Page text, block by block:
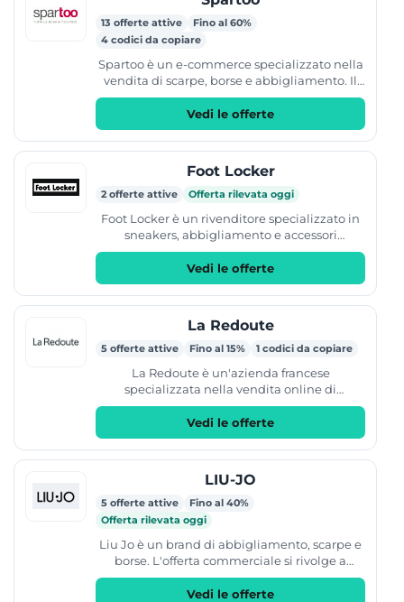
13 offerte attive
Fino al 60%
4 codici da copiare
Spartoo è un e-commerce specializzato nella
vendita di scarpe, borse e abbigliamento. Il
catalogo include calzature come sneakers,
stivali e...
Vedi le offerte
Foot Locker
2 offerte attive Offerta rilevata oggi
Foot Locker è un rivenditore specializzato in
sneakers, abbigliamento e accessori
streetwear. Il catalogo include prodotti per
uomo, donna e...
Vedi le offerte
La Redoute
5 offerte attive Fino al 15% 1 codici da copiare
La Redoute è un'azienda francese
specializzata nella vendita online di
abbigliamento, accessori e articoli per la casa.
Il catalogo offre prodotti...
Vedi le offerte
LIU-JO
5 offerte attive
Fino al 40%
Offerta rilevata oggi
Liu Jo è un brand di abbigliamento, scarpe e
borse. L'offerta commerciale si rivolge a
donna, uomo e bambina (incluse le fasce
neonata 0-12 mesi,...
Vedi le offerte